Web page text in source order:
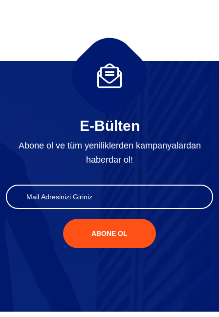
E-Bülten
Abone ol ve tüm yeniliklerden kampanyalardan
haberdar ol!
ABONE OL